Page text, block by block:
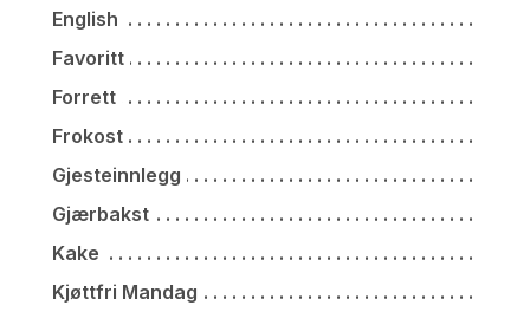
English
Favoritt
Forrett
Frokost
Gjesteinnlegg
Gjærbakst
Kake
Kjøttfri Mandag